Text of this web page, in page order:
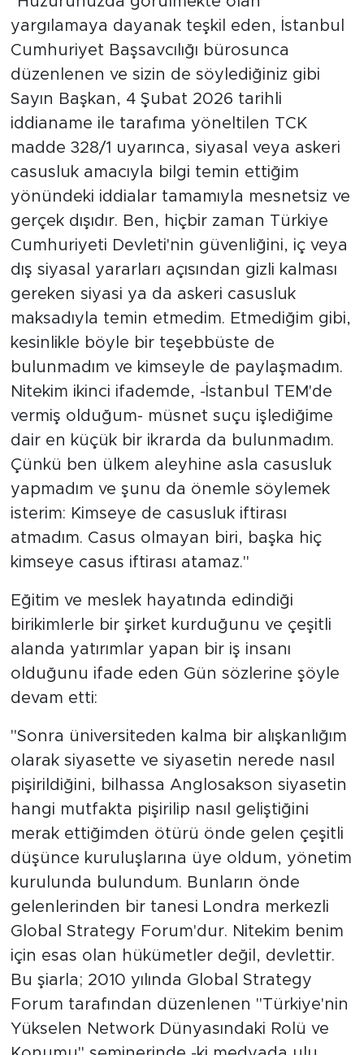
yargılamaya dayanak teşkil eden, İstanbul
Cumhuriyet Başsavcılığı bürosunca
düzenlenen ve sizin de söylediğiniz gibi
Sayın Başkan, 4 Şubat 2026 tarihli
iddianame ile tarafıma yöneltilen TCK
madde 328/1 uyarınca, siyasal veya askeri
casusluk amacıyla bilgi temin ettiğim
yönündeki iddialar tamamıyla mesnetsiz ve
gerçek dışıdır. Ben, hiçbir zaman Türkiye
Cumhuriyeti Devleti'nin güvenliğini, iç veya
dış siyasal yararları açısından gizli kalması
gereken siyasi ya da askeri casusluk
maksadıyla temin etmedim. Etmediğim gibi,
kesinlikle böyle bir teşebbüste de
bulunmadım ve kimseyle de paylaşmadım.
Nitekim ikinci ifademde, -İstanbul TEM'de
vermiş olduğum- müsnet suçu işlediğime
dair en küçük bir ikrarda da bulunmadım.
Çünkü ben ülkem aleyhine asla casusluk
yapmadım ve şunu da önemle söylemek
isterim: Kimseye de casusluk iftirası
atmadım. Casus olmayan biri, başka hiç
kimseye casus iftirası atamaz."
Eğitim ve meslek hayatında edindiği
birikimlerle bir şirket kurduğunu ve çeşitli
alanda yatırımlar yapan bir iş insanı
olduğunu ifade eden Gün sözlerine şöyle
devam etti:
"Sonra üniversiteden kalma bir alışkanlığım
olarak siyasette ve siyasetin nerede nasıl
pişirildiğini, bilhassa Anglosakson siyasetin
hangi mutfakta pişirilip nasıl geliştiğini
merak ettiğimden ötürü önde gelen çeşitli
düşünce kuruluşlarına üye oldum, yönetim
kurulunda bulundum. Bunların önde
gelenlerinden bir tanesi Londra merkezli
Global Strategy Forum'dur. Nitekim benim
için esas olan hükümetler değil, devlettir.
Bu şiarla; 2010 yılında Global Strategy
Forum tarafından düzenlenen "Türkiye'nin
Yükselen Network Dünyasındaki Rolü ve